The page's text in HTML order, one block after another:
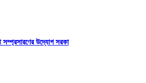
ইয়েলোফিন টুনা, ৪০ হাজারে বিক্রি
সম্প্রসারণের উদ্যোগ সরকা